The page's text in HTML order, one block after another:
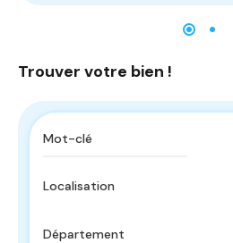
Trouver votre bien !
Localisation
Département